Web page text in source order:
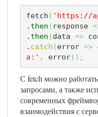
fetch ( 'https://
. then ( response
. then (data =>
. catch (error =>
а:' , error) ) ;
С fetch можно
запросами, а также
современных
взаимодействия с